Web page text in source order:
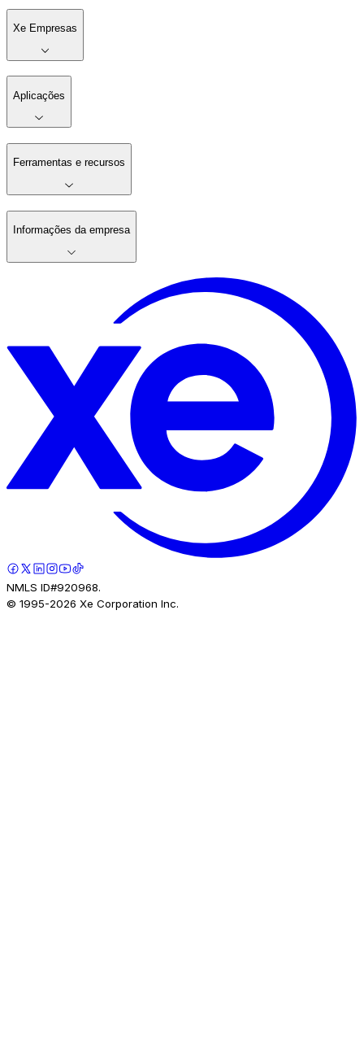
Xe Empresas
Aplicações
Ferramentas e recursos
Informações da empresa
NMLS ID#920968.
© 1995-2026 Xe Corporation Inc.